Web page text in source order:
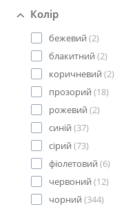
Колір
бежевий (2)
блакитний (2)
коричневий (2)
прозорий (18)
рожевий (2)
синій (37)
сірий (73)
фіолетовий (6)
червоний (12)
чорний (344)